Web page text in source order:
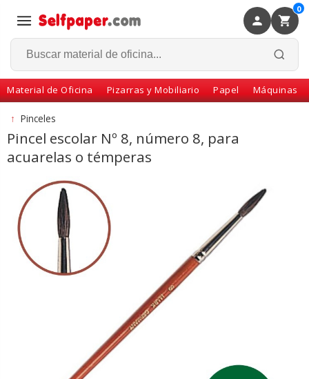
0
Material de Oficina Pizarras y Mobiliario Papel Máquinas
Volver
↑ Pinceles
Pincel escolar Nº 8, número 8, para
acuarelas o témperas